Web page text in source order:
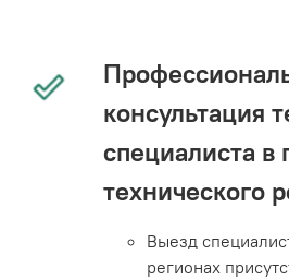
консультация
специалиста в
технического
Выезд
регионах